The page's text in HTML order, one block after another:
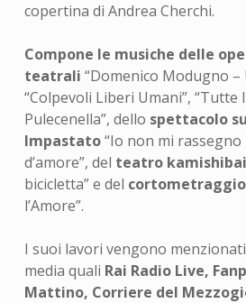
copertina di Andrea Cherchi.
Compone le musiche delle
teatrali “Domenico Modugno –
“Colpevoli Liberi Umani”, “Tutte
Pulecenella”, dello spettacolo
Impastato“Io non mi rassegno
d’amore”, del teatro kamishibai
bicicletta” e del cortometraggio
l’Amore”.
I suoi lavori vengono
media quali Rai Radio Live,
Mattino, Corriere del